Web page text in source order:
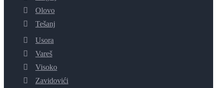
Olovo
Tešanj
Usora
Vareš
Visoko
Zavidovići